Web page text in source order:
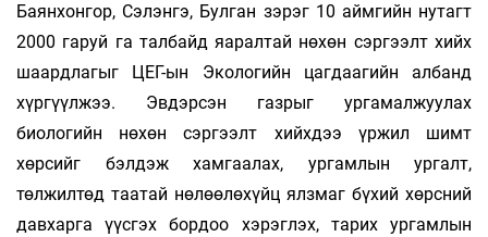
Баянхонгор, Сэлэнгэ, Булган зэрэг 10 аймгийн нутагт
2000 гаруй га талбайд яаралтай нөхөн сэргээлт хийх
шаардлагыг ЦЕГ-ын Экологийн цагдаагийн албанд
хүргүүлжээ. Эвдэрсэн газрыг ургамалжуулах
биологийн нөхөн сэргээлт хийхдээ үржил шимт
хөрсийг бэлдэж хамгаалах, ургамлын ургалт,
төлжилтөд таатай нөлөөлөхүйц ялзмаг бүхий хөрсний
давхарга үүсгэх бордоо хэрэглэх, тарих ургамлын